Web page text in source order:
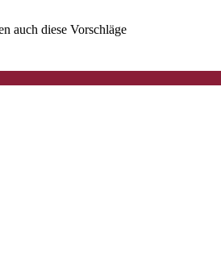
auch diese Vorschläge